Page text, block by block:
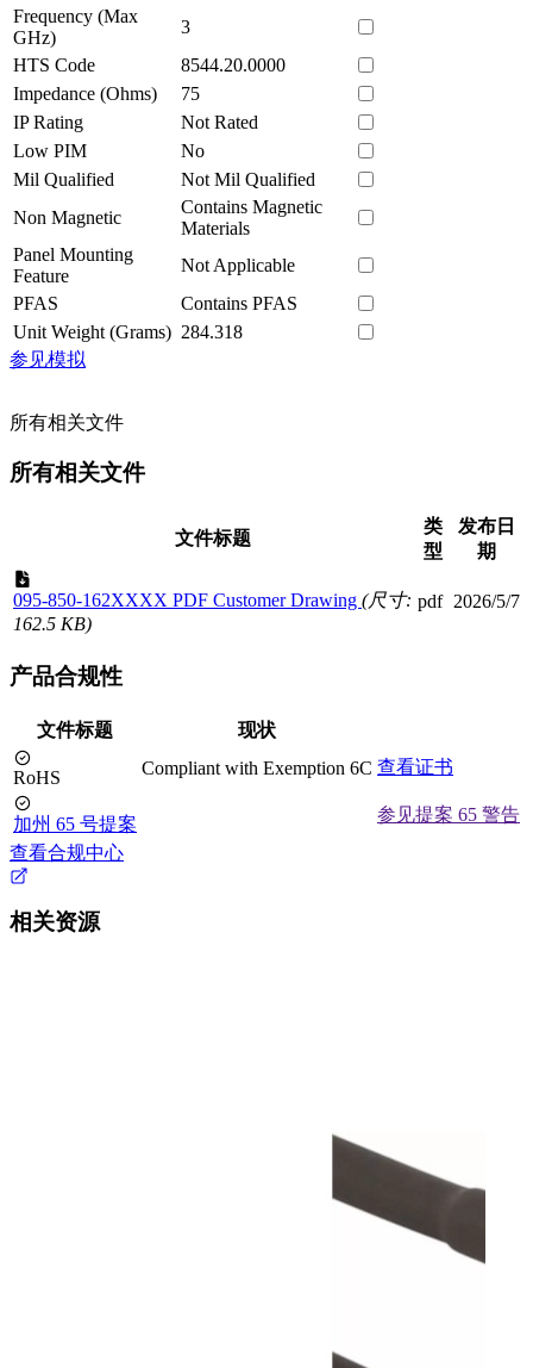
Frequency (Max
GHz)
3
HTS Code
8544.20.0000
Impedance (Ohms)
75
IP Rating
Not Rated
Low PIM
No
Mil Qualified
Not Mil Qualified
Non Magnetic
Contains Magnetic
Materials
Panel Mounting
Feature
Not Applicable
PFAS
Contains PFAS
Unit Weight (Grams) 284.318
参见模拟
所有相关文件
所有相关文件
文件标题
类
型
发布日
期
095-850-162XXXX PDF Customer Drawing (尺寸:
162.5 KB)
pdf 2026/5/7
产品合规性
文件标题 现状
RoHS Compliant with Exemption 6C 查看证书
加州 65 号提案
参见提案 65 警告
查看合规中心
相关资源